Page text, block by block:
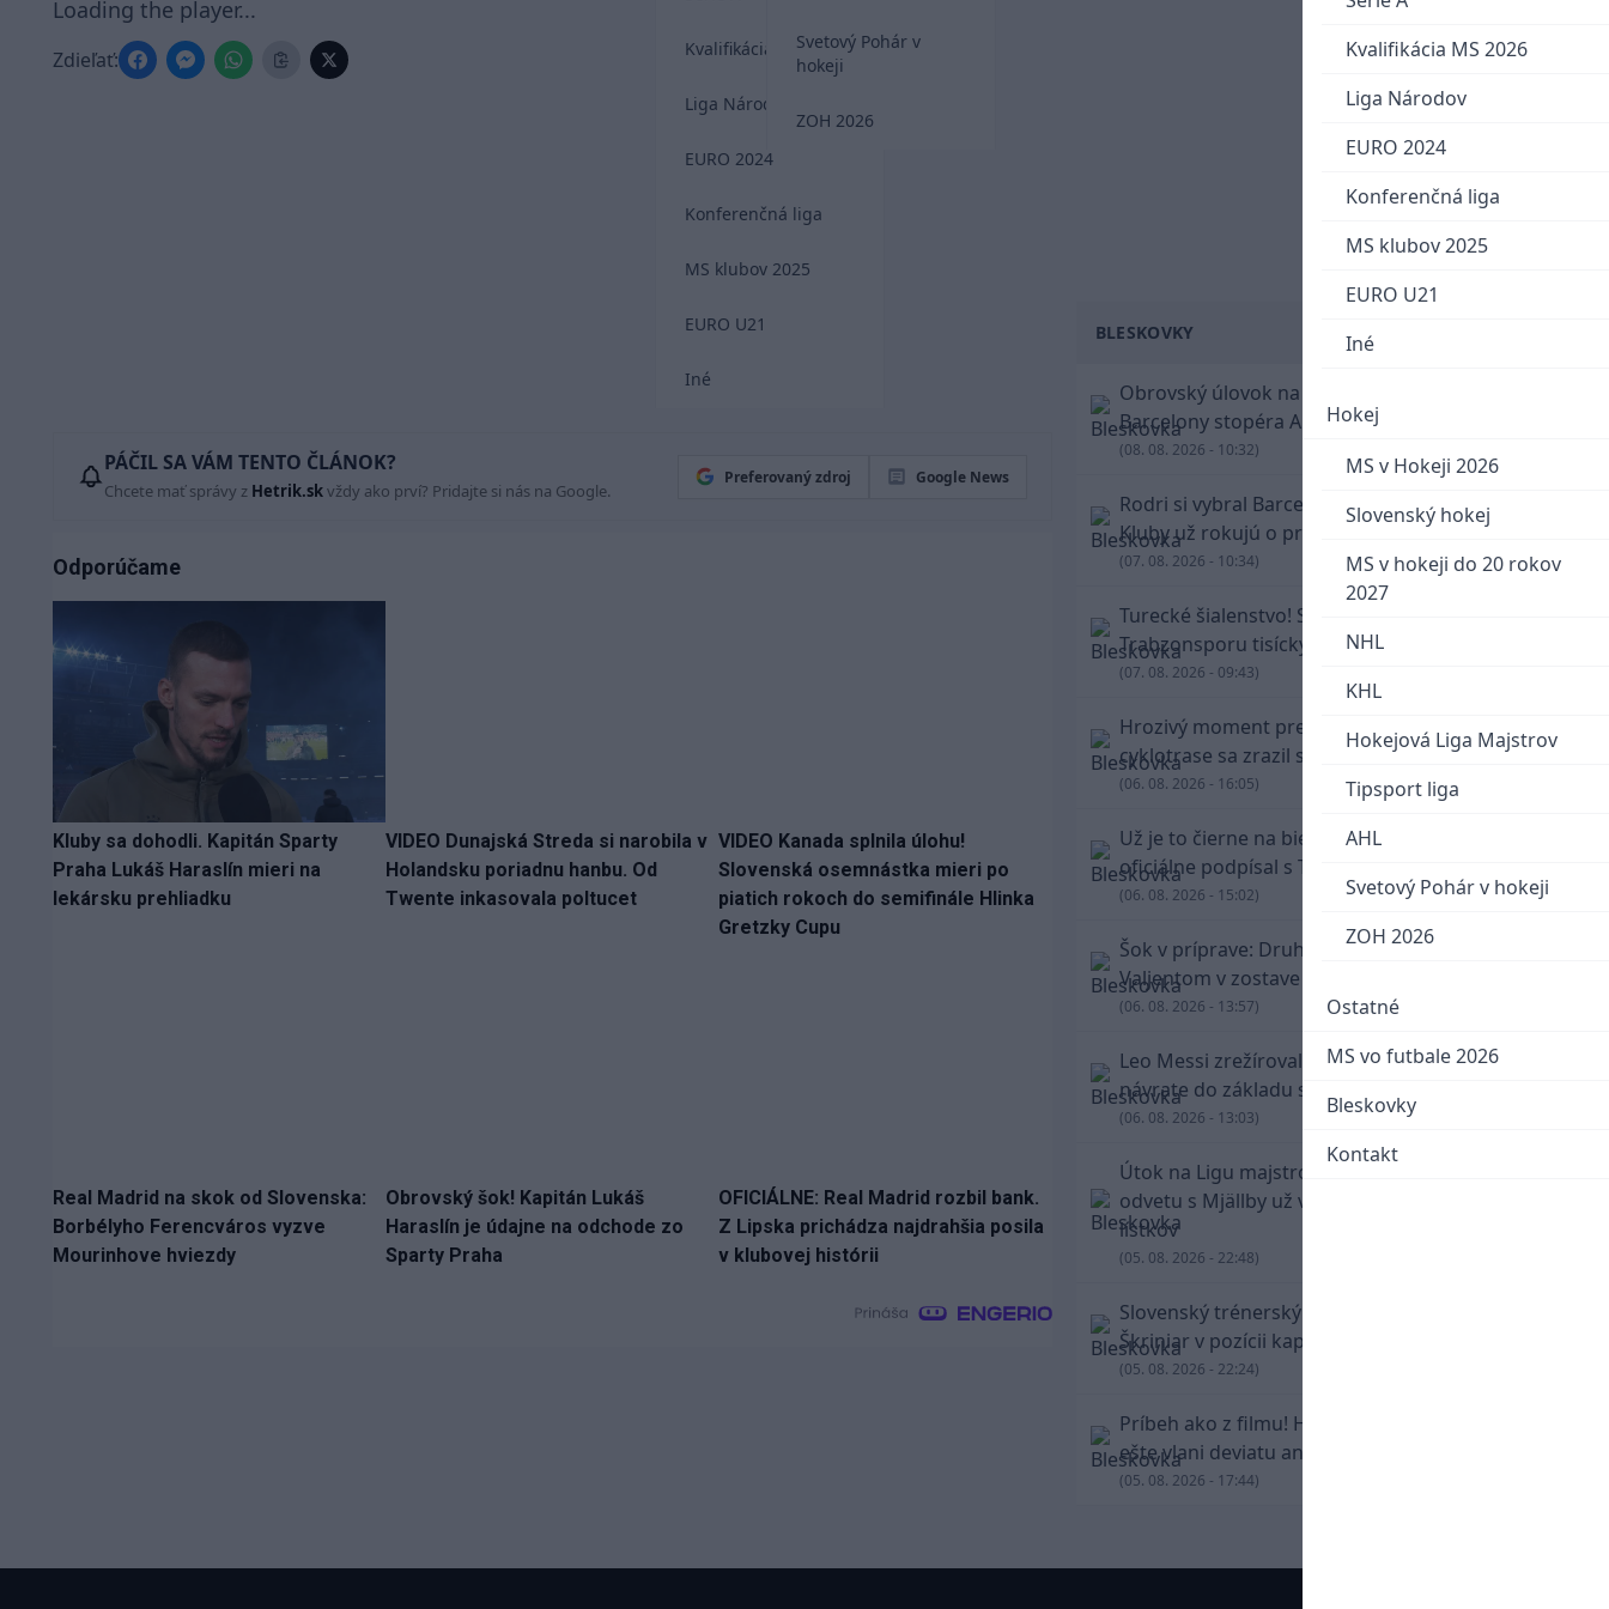
Kvalifikácia MS 2026
Liga Národov
EURO 2024
Konferenčná liga
MS klubov 2025
EURO U21
Iné
Svetový Pohár v
hokeji
ZOH 2026
Kvalifikácia MS 2026
Liga Národov
EURO 2024
Konferenčná liga
MS klubov 2025
EURO U21
Iné
Hokej
MS v Hokeji 2026
Slovenský hokej
MS v hokeji do 20 rokov
2027
NHL
KHL
Hokejová Liga Majstrov
Tipsport liga
AHL
Svetový Pohár v hokeji
ZOH 2026
Ostatné
MS vo futbale 2026
Bleskovky
Kontakt
Loading the player...
Zdieľať:
PÁČIL SA VÁM TENTO ČLÁNOK?
Chcete mať správy z Hetrik.skvždy ako prví? Pridajte si nás na Google.
Preferovaný zdroj Google News
Odporúčame
Kluby sa dohodli. Kapitán Sparty
Praha Lukáš Haraslín mieri na
lekársku prehliadku
VIDEO Dunajská Streda si narobila v
Holandsku poriadnu hanbu. Od
Twente inkasovala poltucet
VIDEO Kanada splnila úlohu!
Slovenská osemnástka mieri po
piatich rokoch do semifinále Hlinka
Gretzky Cupu
Real Madrid na skok od Slovenska:
Borbélyho Ferencváros vyzve
Mourinhove hviezdy
Obrovský šok! Kapitán Lukáš
Haraslín je údajne na odchode zo
Sparty Praha
OFICIÁLNE: Real Madrid rozbil bank.
Z Lipska prichádza najdrahšia posila
v klubovej histórii
BLESKOVKY
Obrovský úlovok na Anfielde: Liverpool získal z
Barcelony stopéra Arauja
(08. 08. 2026 - 10:32)
Rodri si vybral Barcelonu a odmietol Real.
Kluby už rokujú o prestupovej čiastke
(07. 08. 2026 - 10:34)
Turecké šialenstvo! Salaha vítali na štadióne
Trabzonsporu tisícky fanúšikov
(07. 08. 2026 - 09:43)
Hrozivý moment pre Zdena Cháru! Na
cyklotrase sa zrazil s bežcom
(06. 08. 2026 - 16:05)
Už je to čierne na bielom: Mohamed Salah
oficiálne podpísal s Trabzonsporom
(06. 08. 2026 - 15:02)
Šok v príprave: Druholigová Mallorca s
Valjentom v zostave zdolala PSG
(06. 08. 2026 - 13:57)
Leo Messi zrežíroval obrat Interu Miami, pri
návrate do základu strelil dva góly
(06. 08. 2026 - 13:03)
Útok na Ligu majstrov láka! Slovan hlási na
odvetu s Mjällby už viac ako 13-tisíc predaných
lístkov
(05. 08. 2026 - 22:48)
Slovenský trénerský súboj pre Borbélyho,
Škriniar v pozícii kapitána potiahol Fenerbahce
(05. 08. 2026 - 22:24)
Príbeh ako z filmu! Hrdina Slovana Kianga hral
ešte vlani deviatu anglickú ligu
(05. 08. 2026 - 17:44)